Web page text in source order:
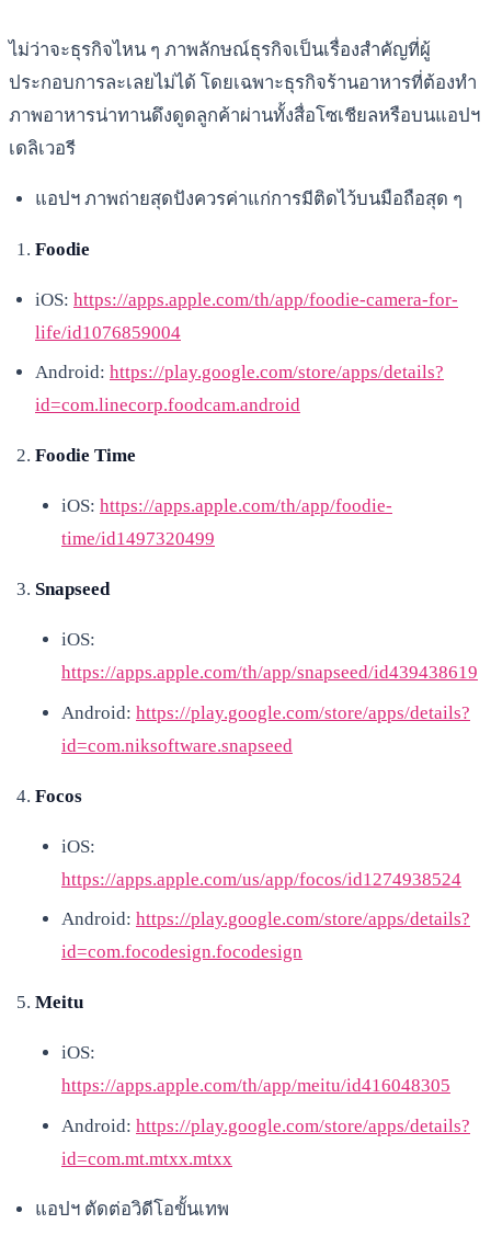
ไม่ว่าจะธุรกิจไหน ๆ ภาพลักษณ์ธุรกิจเป็นเรื่องสำคัญที่ผู้
ประกอบการละเลยไม่ได้ โดยเฉพาะธุรกิจร้านอาหารที่ต้องทำ
ภาพอาหารน่าทานดึงดูดลูกค้าผ่านทั้งสื่อโซเชียลหรือบนแอปฯ
เดลิเวอรี
แอปฯ ภาพถ่ายสุดปังควรค่าแก่การมีติดไว้บนมือถือสุด ๆ
Foodie
iOS: https://apps.apple.com/th/app/foodie-camera-for-
life/id1076859004
Android: https://play.google.com/store/apps/details?
id=com.linecorp.foodcam.android
Foodie Time
iOS: https://apps.apple.com/th/app/foodie-
time/id1497320499
Snapseed
iOS:
https://apps.apple.com/th/app/snapseed/id439438619
Android: https://play.google.com/store/apps/details?
id=com.niksoftware.snapseed
Focos
iOS:
https://apps.apple.com/us/app/focos/id1274938524
Android: https://play.google.com/store/apps/details?
id=com.focodesign.focodesign
Meitu
iOS:
https://apps.apple.com/th/app/meitu/id416048305
Android: https://play.google.com/store/apps/details?
id=com.mt.mtxx.mtxx
แอปฯ ตัดต่อวิดีโอขั้นเทพ